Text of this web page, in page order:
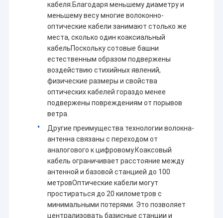
кабеля.Благодаря меньшему диаметру и
меньшему весу многие волоконно-
оптические кабели занимают столько же
места, сколько один коаксиальный
кабельПоскольку сотовые башни
естественным образом подвержены
воздействию стихийных явлений,
физические размеры и свойства
оптических кабелей гораздо менее
подвержены повреждениям от порывов
ветра.
Другие преимущества технологии волокна-
антенна связаны с переходом от
аналогового к цифровому.Коаксовый
кабель ограничивает расстояние между
антенной и базовой станцией до 100
метровОптические кабели могут
простираться до 20 километров с
минимальными потерями. Это позволяет
централизовать базисные станции и